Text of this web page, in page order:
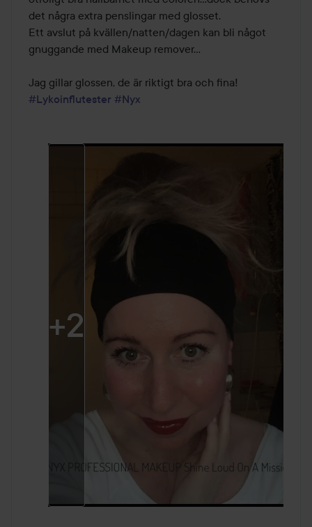
det några extra penslingar med glosset.
Ett avslut på kvällen/natten/dagen kan bli något
gnuggande med Makeup remover...
#Lykoinflutester #Nyx
+2